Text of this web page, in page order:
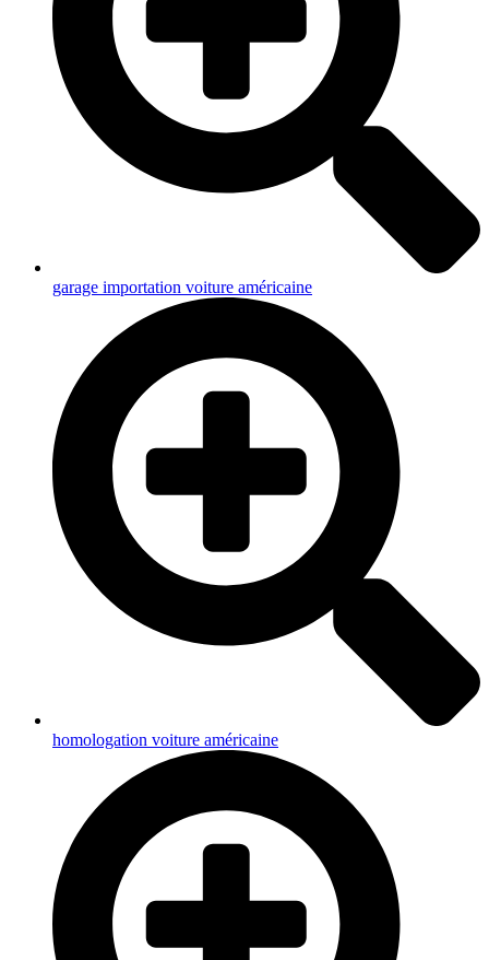
garage importation voiture américaine
homologation voiture américaine